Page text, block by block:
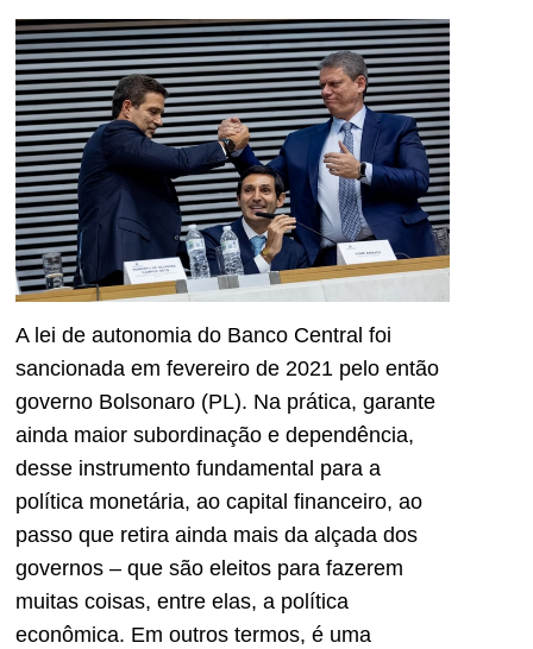
A lei de autonomia do Banco Central foi
sancionada em fevereiro de 2021 pelo então
governo Bolsonaro (PL). Na prática, garante
ainda maior subordinação e dependência,
desse instrumento fundamental para a
política monetária, ao capital financeiro, ao
passo que retira ainda mais da alçada dos
governos – que são eleitos para fazerem
muitas coisas, entre elas, a política
econômica. Em outros termos, é uma